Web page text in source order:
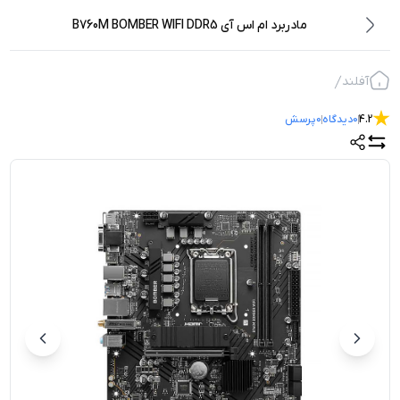
مادربرد ام اس آی B760M BOMBER WIFI DDR5
آفلند
4.2
0دیدگاه0پرسش